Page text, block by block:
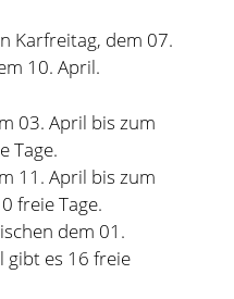
Karfreitag, dem 07.
10. April.
03. April bis zum
Tage.
11. April bis zum
freie Tage.
dem 01.
gibt es 16 freie